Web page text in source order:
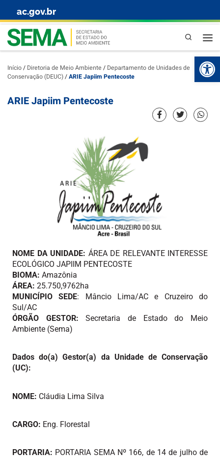
Skip to content
ac.gov.br
Pesquisa
Início/ Diretoria de Meio Ambiente / Departamento de Unidades de
Conservação (DEUC)/ARIE Japiim Pentecoste
ARIE Japiim Pentecoste
NOME DA UNIDADE: ÁREA DE RELEVANTE INTERESSE
ECOLÓGICO JAPIIM PENTECOSTE
BIOMA: Amazônia
ÁREA: 25.750,9762ha
MUNICÍPIO SEDE: Mâncio Lima/AC e Cruzeiro do
Sul/AC
ÓRGÃO GESTOR: Secretaria de Estado do Meio
Ambiente (Sema)
Dados do(a) Gestor(a) da Unidade de Conservação
(UC):
NOME: Cláudia Lima Silva
CARGO: Eng. Florestal
PORTARIA: PORTARIA SEMA Nº 166, de 14 de julho de